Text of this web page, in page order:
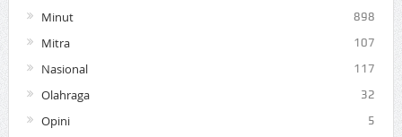
Minut 898
Mitra 107
Nasional 117
Olahraga 32
Opini 5